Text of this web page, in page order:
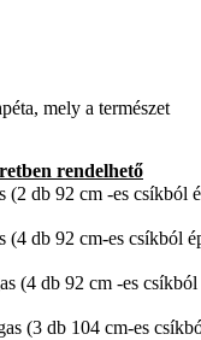
mely a természet
rendelhető
(2 db 92 cm -es csíkból
(4 db 92 cm-es csíkból
(4 db 92 cm -es csíkból
(3 db 104 cm-es